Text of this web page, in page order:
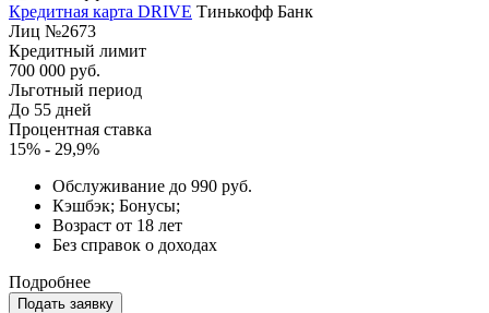
Кредитная карта DRIVE Тинькофф Банк
Лиц №2673
Кредитный лимит
700 000 руб.
Льготный период
До 55 дней
Процентная ставка
15% - 29,9%
Обслуживание до 990 руб.
Кэшбэк; Бонусы;
Возраст от 18 лет
Без справок о доходах
Подробнее
Подать заявку